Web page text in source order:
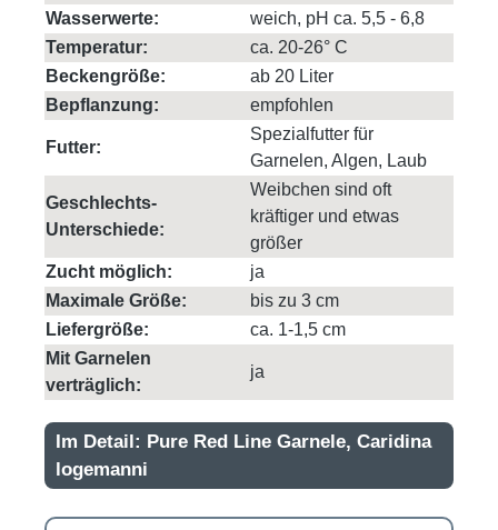
Wasserwerte:
weich, pH ca. 5,5 - 6,8
Temperatur:
ca. 20-26° C
Beckengröße:
ab 20 Liter
Bepflanzung:
empfohlen
Futter:
Spezialfutter für
Garnelen, Algen, Laub
Geschlechts-
Unterschiede:
Weibchen sind oft
kräftiger und etwas
größer
Zucht möglich:
ja
Maximale Größe:
bis zu 3 cm
Liefergröße:
ca. 1-1,5 cm
Mit Garnelen
verträglich:
ja
Im Detail: Pure Red Line Garnele, Caridina
logemanni